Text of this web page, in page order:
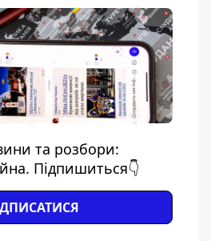
та розбори:
Підпишиться👇